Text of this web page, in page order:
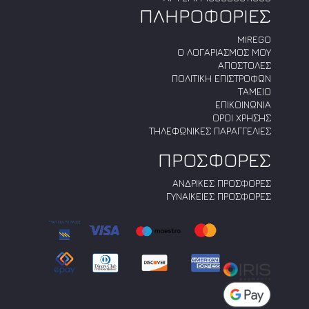
ΠΛΗΡΟΦΟΡΙΕΣ
MIREGO
Ο ΛΟΓΑΡΙΑΣΜΟΣ ΜΟΥ
ΑΠΟΣΤΟΛΕΣ
ΠΟΛΙΤΙΚΗ ΕΠΙΣΤΡΟΦΩΝ
ΤΑΜΕΙΟ
ΕΠΙΚΟΙΝΩΝΙΑ
ΟΡΟΙ ΧΡΗΣΗΣ
ΤΗΛΕΦΩΝΙΚΕΣ ΠΑΡΑΓΓΕΛΙΕΣ
ΠΡΟΣΦΟΡΕΣ
ΑΝΔΡΙΚΕΣ ΠΡΟΣΦΟΡΕΣ
ΓΥΝΑΙΚΕΙΕΣ ΠΡΟΣΦΟΡΕΣ